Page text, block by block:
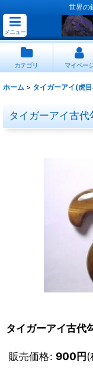
世界の
メニュー
カテゴリ マイペー
ホーム > タイガーアイ(虎
タイガーアイ古代
タイガーアイ古代
販売価格: 900円(